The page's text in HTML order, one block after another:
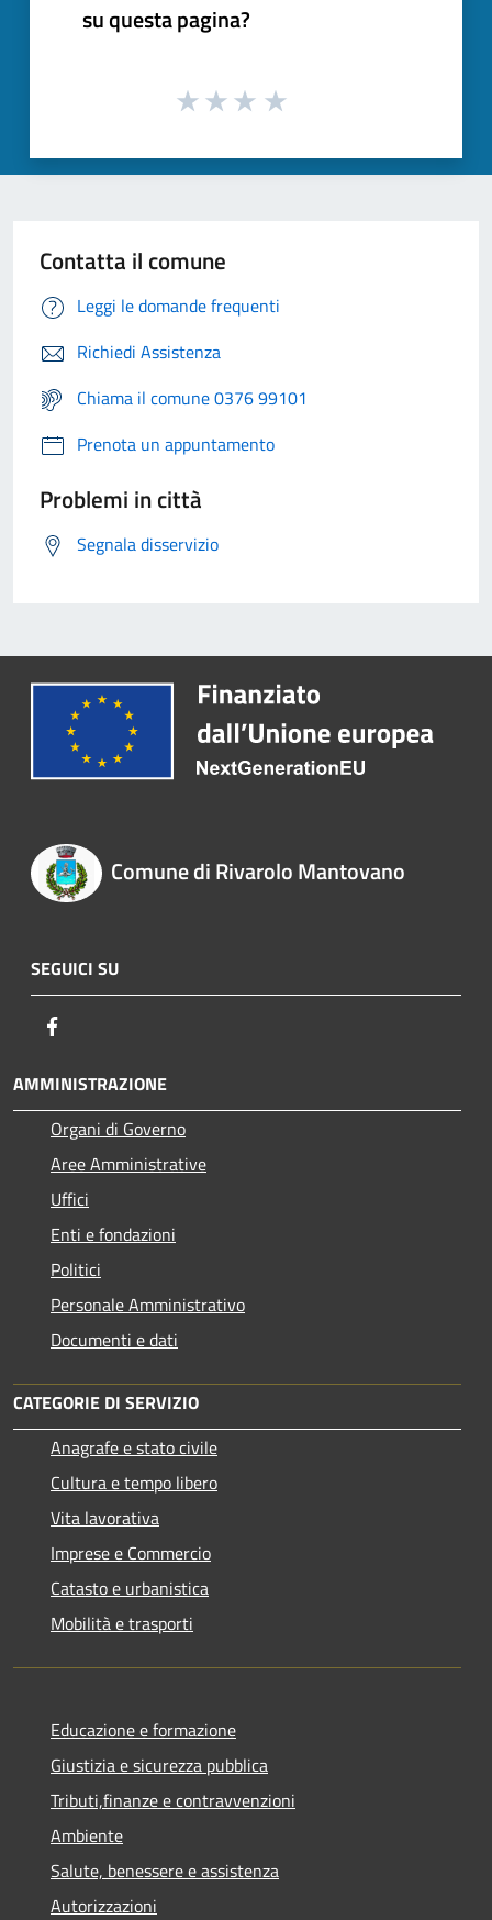
su questa pagina?
Contatta il comune
Leggi le domande frequenti
Richiedi Assistenza
Chiama il comune 0376 99101
Prenota un appuntamento
Problemi in città
Segnala disservizio
Comune di Rivarolo Mantovano
SEGUICI SU
AMMINISTRAZIONE
Organi di Governo
Aree Amministrative
Uffici
Enti e fondazioni
Politici
Personale Amministrativo
Documenti e dati
CATEGORIE DI SERVIZIO
Anagrafe e stato civile
Cultura e tempo libero
Vita lavorativa
Imprese e Commercio
Catasto e urbanistica
Mobilità e trasporti
Educazione e formazione
Giustizia e sicurezza pubblica
Tributi,finanze e contravvenzioni
Ambiente
Salute, benessere e assistenza
Autorizzazioni